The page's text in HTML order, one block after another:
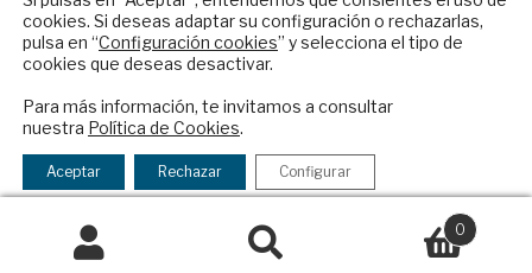
Preguntas frecuentes
Condiciones generales de contratación
Publicidad
Contacto
Política Exterior
Informe Semanal de Política Exterior
Afkar/Ideas
Buscar
0
cookies. Si deseas adaptar su configuración o rechazarlas,
pulsa en “Configuración cookies” y selecciona el tipo de
cookies que deseas desactivar.
Para más información, te invitamos a consultar
nuestra Política de Cookies.
Aceptar Rechazar Configurar
Checkbox
acepto
la
política
de
política de privacidad